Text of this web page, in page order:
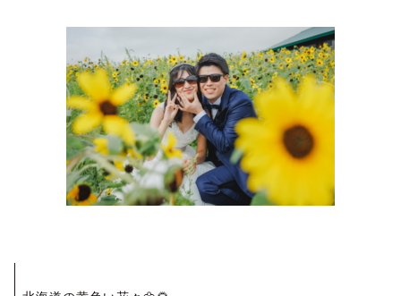
投